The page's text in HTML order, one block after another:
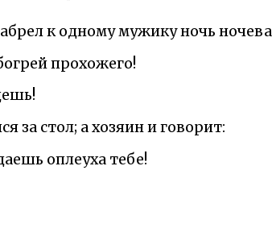
к одному мужику ночь
прохожего!
за стол; а хозяин и говорит:
оплеуха тебе!